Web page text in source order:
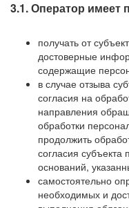
3.1. Оператор имеет
получать от
достоверные
содержащие
в случае отзыва
согласия на
направления
обработки
продолжить
согласия
оснований,
самостоятельно
необходимых и